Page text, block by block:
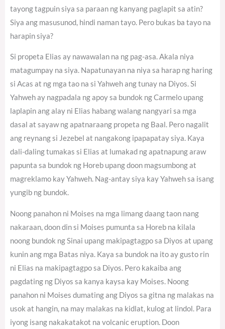
tayong tagpuin siya sa paraan ng kanyang paglapit sa atin?
Siya ang masusunod, hindi naman tayo. Pero bukas ba tayo na
harapin siya?
Si propeta Elias ay nawawalan na ng pag-asa. Akala niya
matagumpay na siya. Napatunayan na niya sa harap ng haring
si Acas at ng mga tao na si Yahweh ang tunay na Diyos. Si
Yahweh ay nagpadala ng apoy sa bundok ng Carmelo upang
laplapin ang alay ni Elias habang walang nangyari sa mga
dasal at sayaw ng apatnaraang propeta ng Baal. Pero nagalit
ang reynang si Jezebel at nangakong ipapapatay siya. Kaya
dali-daling tumakas si Elias at lumakad ng apatnapung araw
papunta sa bundok ng Horeb upang doon magsumbong at
magreklamo kay Yahweh. Nag-antay siya kay Yahweh sa isang
yungib ng bundok.
Noong panahon ni Moises na mga limang daang taon nang
nakaraan, doon din si Moises pumunta sa Horeb na kilala
noong bundok ng Sinai upang makipagtagpo sa Diyos at upang
kunin ang mga Batas niya. Kaya sa bundok na ito ay gusto rin
ni Elias na makipagtagpo sa Diyos. Pero kakaiba ang
pagdating ng Diyos sa kanya kaysa kay Moises. Noong
panahon ni Moises dumating ang Diyos sa gitna ng malakas na
usok at hangin, na may malakas na kidlat, kulog at lindol. Para
iyong isang nakakatakot na volcanic eruption. Doon